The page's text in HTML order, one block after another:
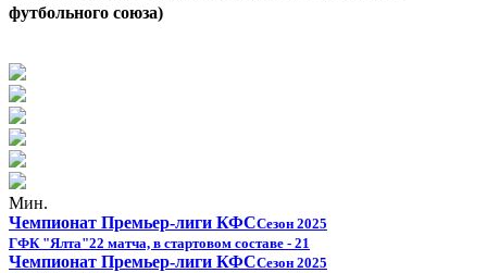
футбольного союза)
Мин.
Чемпионат Премьер-лиги КФССезон 2025
ГФК "Ялта"22 матча, в стартовом составе - 21
Чемпионат Премьер-лиги КФССезон 2025